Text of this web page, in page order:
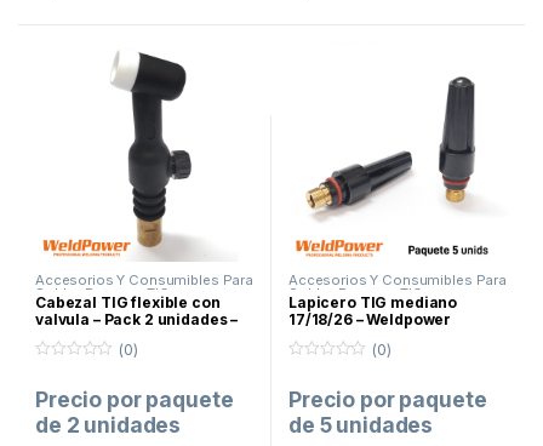
Accesorios Y Consumibles Para
Soldar Proceso TIG
Promociones
Cabezal TIG flexible con
valvula – Pack 2 unidades –
Weldpower
u
r
(0)
Precio por paquete
de 2 unidades
Accesorios Y Consumibles Para
Soldar Proceso TIG
Lapicero TIG mediano
17/18/26 – Weldpower
u
r
(0)
Precio por paquete
de 5 unidades